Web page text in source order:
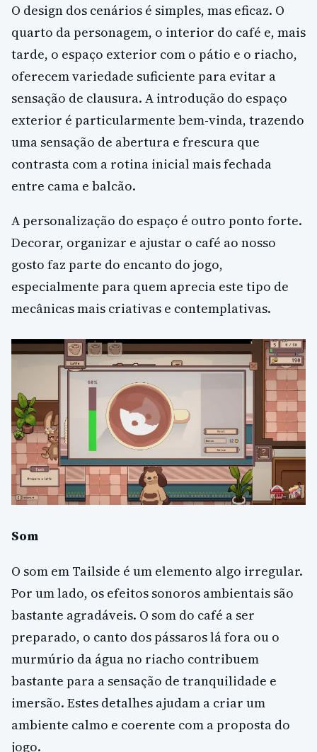
O design dos cenários é simples, mas eficaz. O
quarto da personagem, o interior do café e, mais
tarde, o espaço exterior com o pátio e o riacho,
oferecem variedade suficiente para evitar a
sensação de clausura. A introdução do espaço
exterior é particularmente bem-vinda, trazendo
uma sensação de abertura e frescura que
contrasta com a rotina inicial mais fechada
entre cama e balcão.
A personalização do espaço é outro ponto forte.
Decorar, organizar e ajustar o café ao nosso
gosto faz parte do encanto do jogo,
especialmente para quem aprecia este tipo de
mecânicas mais criativas e contemplativas.
Som
O som em Tailside é um elemento algo irregular.
Por um lado, os efeitos sonoros ambientais são
bastante agradáveis. O som do café a ser
preparado, o canto dos pássaros lá fora ou o
murmúrio da água no riacho contribuem
bastante para a sensação de tranquilidade e
imersão. Estes detalhes ajudam a criar um
ambiente calmo e coerente com a proposta do
jogo.